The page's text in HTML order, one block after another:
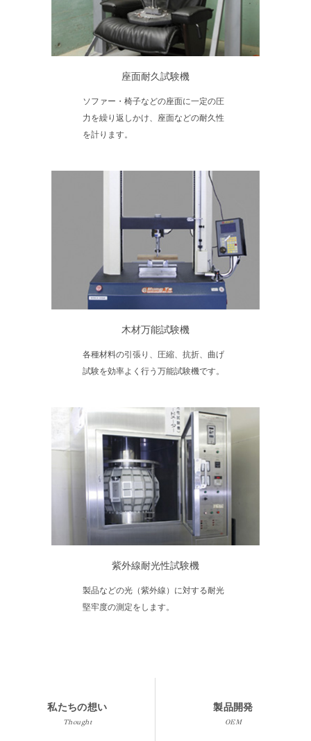
座面耐久試験機
ソファー・椅子などの座面に一定の圧
力を繰り返しかけ、座面などの耐久性
を計ります。
木材万能試験機
各種材料の引張り、圧縮、抗折、曲げ
試験を効率よく行う万能試験機です。
紫外線耐光性試験機
製品などの光（紫外線）に対する耐光
堅牢度の測定をします。
私たちの想い
Thought
製品開発
OEM